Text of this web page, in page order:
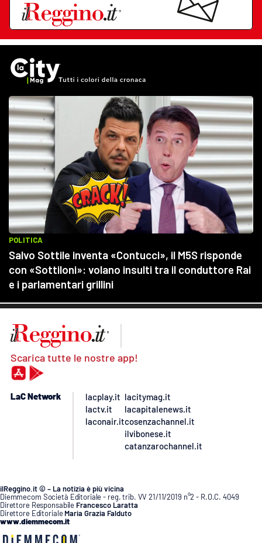
Scarica tutte le nostre app!
LaC Network
lacplay.it
lactv.it
laconair.it
lacitymag.it
lacapitalenews.it
cosenzachannel.it
ilvibonese.it
catanzarochannel.it
ilReggino.it © – La notizia è più vicina
Diemmecom Società Editoriale - reg. trib. VV 21/11/2019 n°2 - R.O.C. 4049
Direttore Responsabile Francesco Laratta
Direttore Editoriale Maria Grazia Falduto
www.diemmecom.it